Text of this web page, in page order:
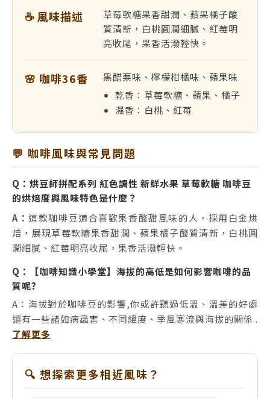
☕ 風味描述
草莓軟糖果香甜潤、蘋果橘子酸
質清新，白桃圓潤細膩、紅莓明
亮收尾，果香活潑輕快。
🌸 咖啡36香
黑醋栗味、檸檬柑橘味、蘋果味
乾香：草莓軟糖、蘋果、橘子
濕香：白桃、紅苺
💬 咖啡風味與常見問題
Q：烘豆師拼配系列 紅色調性 新鮮水果 草莓軟糖 咖啡豆
的烘焙度與風味特色是什麼？
A：這款咖啡豆適合喜歡果香酸甜風味的人，採用白金烘
焙，展現草莓軟糖果香甜潤、蘋果橘子酸質清新，白桃圓
潤細膩、紅莓明亮收尾，果香活潑輕快。
Q：【咖啡知識小學堂】海拔的高低是如何影響咖啡的品
質呢?
A：海拔對於咖啡豆的影響,你或許聽過低溫、溫差的好處
還有一些諸如病蟲害、不同緯度、季風寒流與海拔的關係..
了解更多
🔍 想探索更多相近風味？